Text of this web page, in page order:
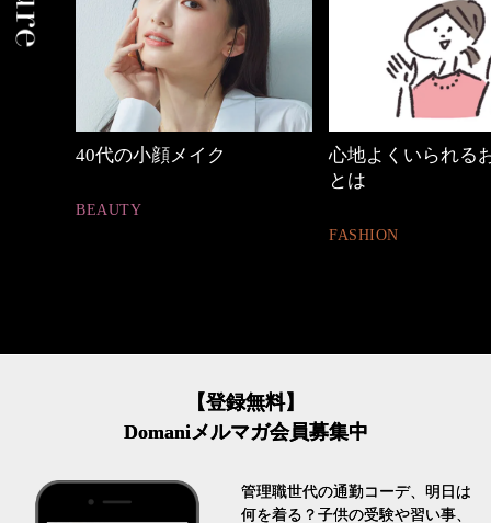
心地よくいられるおしゃれ
【ワーママのきれ
ュアル通勤】
FASHION
【登録無料】
Domaniメルマガ会員募集中
管理職世代の通勤コーデ、明日は
何を着る？子供の受験や習い事、